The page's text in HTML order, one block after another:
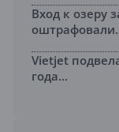
Вход к озеру
Vietjet
года...